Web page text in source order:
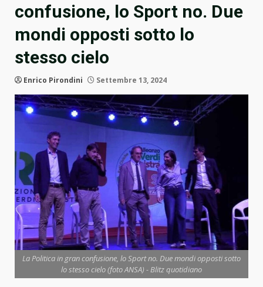
confusione, lo Sport no. Due
mondi opposti sotto lo
stesso cielo
Enrico Pirondini Settembre 13, 2024
La Politica in gran confusione, lo Sport no. Due mondi opposti sotto
lo stesso cielo (foto ANSA) - Blitz quotidiano